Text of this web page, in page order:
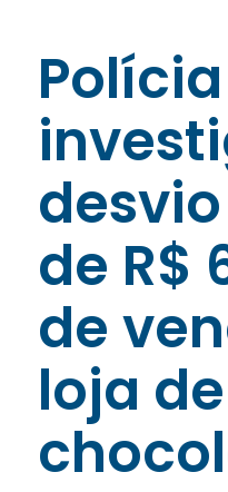
de R$
de
loja de